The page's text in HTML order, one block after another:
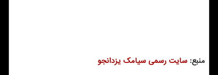
منبع: سایت رسمی سیامك یزدانجو